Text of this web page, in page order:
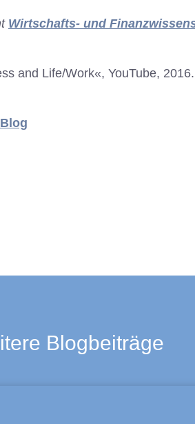
Wirtschafts- und
and Life/Work«, YouTube, 2016.
Blogbeiträge